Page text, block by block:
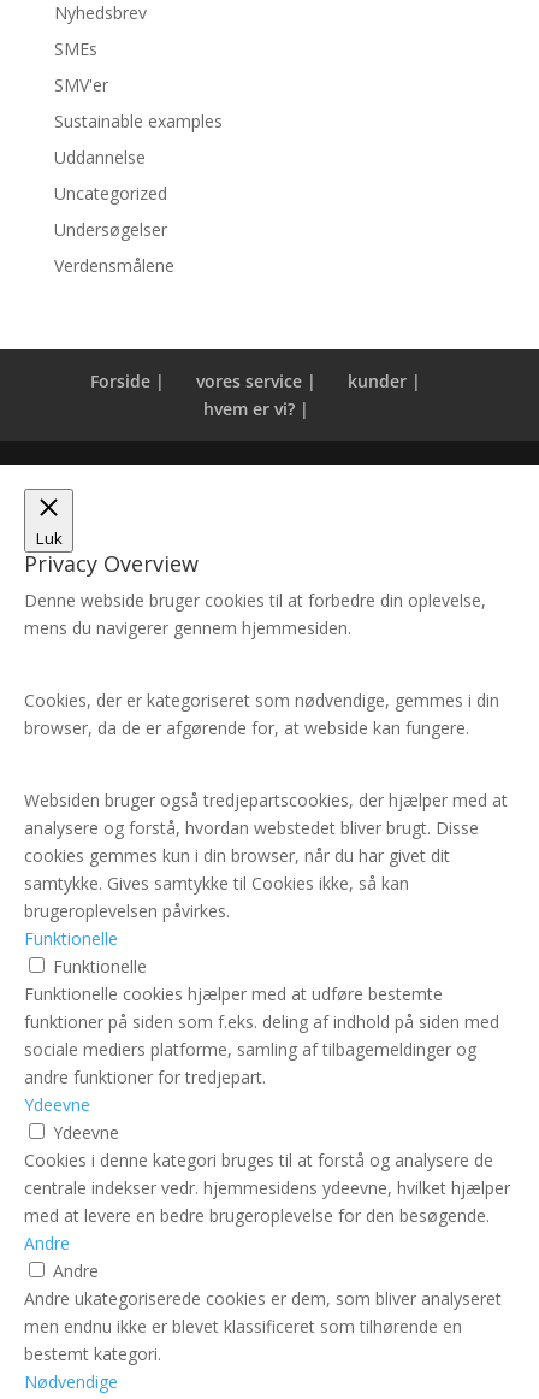
Nyhedsbrev
SMEs
SMV'er
Sustainable examples
Uddannelse
Uncategorized
Undersøgelser
Verdensmålene
Forside | vores service |
kunder |
hvem er vi? |
Luk
Privacy Overview
Denne webside bruger cookies til at forbedre din oplevelse,
mens du navigerer gennem hjemmesiden.
Cookies, der er kategoriseret som nødvendige, gemmes i din
browser, da de er afgørende for, at webside kan fungere.
Websiden bruger også tredjepartscookies, der hjælper med at
analysere og forstå, hvordan webstedet bliver brugt. Disse
cookies gemmes kun i din browser, når du har givet dit
samtykke. Gives samtykke til Cookies ikke, så kan
brugeroplevelsen påvirkes.
Funktionelle
Funktionelle
Funktionelle cookies hjælper med at udføre bestemte
funktioner på siden som f.eks. deling af indhold på siden med
sociale mediers platforme, samling af tilbagemeldinger og
andre funktioner for tredjepart.
Ydeevne
Ydeevne
Cookies i denne kategori bruges til at forstå og analysere de
centrale indekser vedr. hjemmesidens ydeevne, hvilket hjælper
med at levere en bedre brugeroplevelse for den besøgende.
Andre
Andre
Andre ukategoriserede cookies er dem, som bliver analyseret
men endnu ikke er blevet klassificeret som tilhørende en
bestemt kategori.
Nødvendige